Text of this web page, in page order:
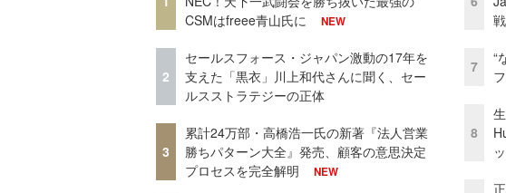
CSMはfreee青山氏に
NEW
2
セールスフォース・ジャパン激動の17年を
支えた「黒衣」川上和代さんに聞く、セー
ルスストラテジーの正体
3
累計24万部・高橋浩一氏の新著『法人営業
勝ちパターン大全』発売、顧客の意思決定
プロセスを完全解明
NEW
7
“
8